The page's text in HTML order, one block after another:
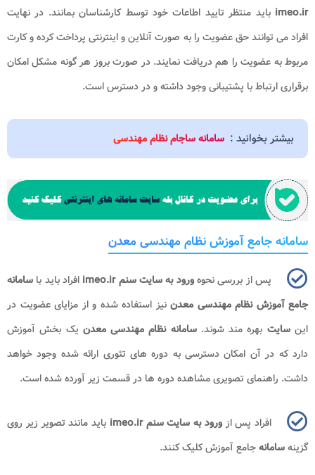
imeo.ir باید منتظر تایید اطاعات خود توسط کارشناسان بمانند. در نهایت
افراد می توانند حق عضویت را به صورت آنلاین و اینترنتی پرداخت کرده و کارت
مربوط به عضویت را هم دریافت نمایند. در صورت بروز هر گونه مشکل امکان
برقراری ارتباط با پشتیبانی وجود داشته و در دسترس است.
بیشتر بخوانید : سامانه ساجام نظام مهندسی
سامانه جامع آموزش نظام مهندسی معدن
پس از بررسی نحوهورود به سایت سنمimeo.ir افراد باید با سامانه
جامع آموزش نظام مهندسی معدن نیز استفاده شده و از مزایای عضویت در
اینسایت بهره مند شوند.سامانه نظام مهندسی معدن یک بخش آموزش
دارد که در آن امکان دسترسی به دوره های تئوری ارائه شده وجود خواهد
داشت. راهنمای تصویری مشاهده دوره ها در قسمت زیر آورده شده است.
افراد پس ازورود به سایت سنمimeo.ir باید مانند تصویر زیر روی
گزینهسامانهجامع آموزش کلیک کنند.